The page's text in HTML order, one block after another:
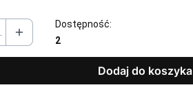
Dostępność:
2
Dodaj do koszyka